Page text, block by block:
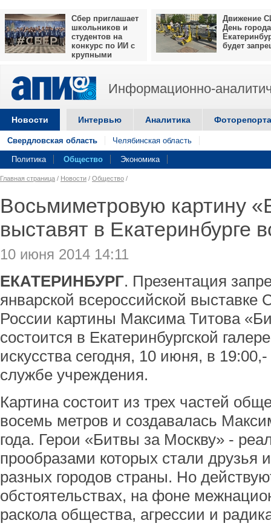
Сбер приглашает
школьников и
студентов на
конкурс по ИИ с
крупными
Движение
День города
будет
Информационно-
Новости Интервью Аналитика
Свердловская область Челябинская область
Политика Общество Экономика
Главная страница / Новости / Общество /
Восьмиметровую картину
выставят в Екатеринбурге
10 июня 2014 14:11
ЕКАТЕРИНБУРГ. Презентация
январской всероссийской выставке
России картины Максима Титова
состоится в Екатеринбургской
искусства сегодня, 10 июня, в
службе учреждения.
Картина состоит из трех частей
восемь метров и создавалась
года. Герои «Битвы за Москву» -
прообразами которых стали друзья
разных городов страны. Но
обстоятельствах, на фоне
раскола общества, агрессии и